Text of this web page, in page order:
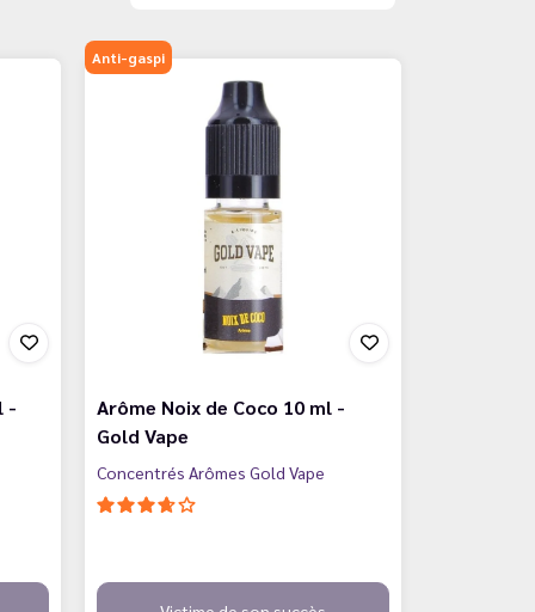
-
Anti-gaspi
Arôme Noix de Coco 10 ml -
Gold Vape
Concentrés Arômes Gold Vape